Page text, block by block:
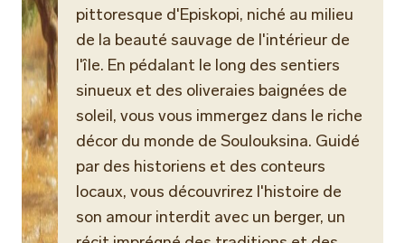
pittoresque d'Episkopi, niché au milieu
de la beauté sauvage de l'intérieur de
l'île. En pédalant le long des sentiers
sinueux et des oliveraies baignées de
soleil, vous vous immergez dans le riche
décor du monde de Soulouksina. Guidé
par des historiens et des conteurs
locaux, vous découvrirez l'histoire de
son amour interdit avec un berger, un